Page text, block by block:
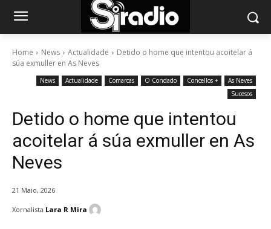
Home News Actualidade
Detido o home que intentou acoitelar á
súa exmuller en As Neves
News Actualidade Comarcas O Condado Concellos +
As Neves
Sucesos
Detido o home que intentou
acoitelar á súa exmuller en As
Neves
21 Maio, 2026
Xornalista Lara R Mira